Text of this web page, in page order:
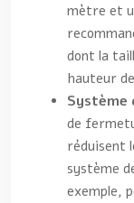
mètre et
dont la
hauteur
Système
de
réduisent
système
exemple,